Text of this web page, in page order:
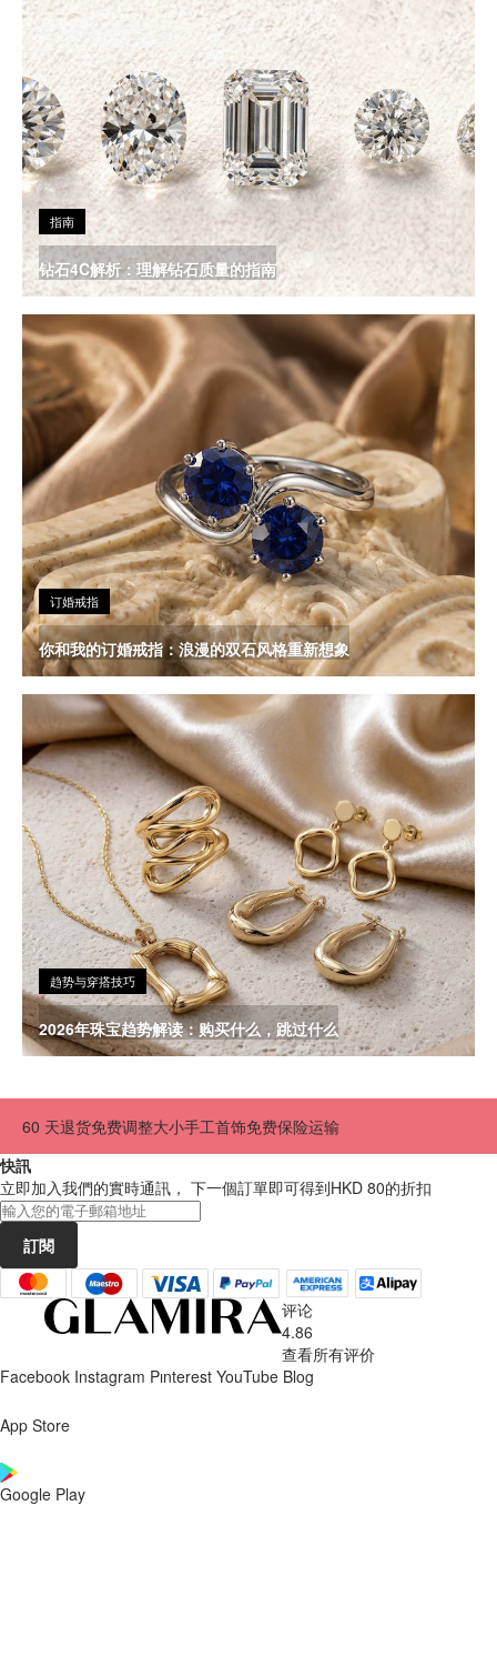
指南
钻石4C解析：理解钻石质量的指南
订婚戒指
你和我的订婚戒指：浪漫的双石风格重新想象
趋势与穿搭技巧
2026年珠宝趋势解读：购买什么，跳过什么
60 天退货免费调整大小手工首饰免费保险运输
快訊
立即加入我們的實時通訊， 下一個訂單即可得到HKD 80的折扣
訂閱
评论
4.86
查看所有评价
Facebook Instagram Pınterest YouTube Blog
App Store
Google Play